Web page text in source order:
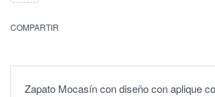
COMPARTIR
Zapato Mocasín con diseño con aplique